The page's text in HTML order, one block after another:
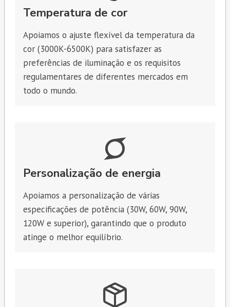
Temperatura de cor
Apoiamos o ajuste flexível da temperatura da
cor (3000K-6500K) para satisfazer as
preferências de iluminação e os requisitos
regulamentares de diferentes mercados em
todo o mundo.
Personalização de energia
Apoiamos a personalização de várias
especificações de potência (30W, 60W, 90W,
120W e superior), garantindo que o produto
atinge o melhor equilíbrio.